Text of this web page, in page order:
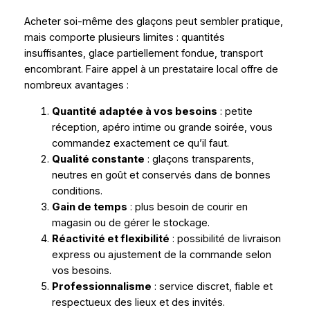
Acheter soi-même des glaçons peut sembler pratique,
mais comporte plusieurs limites : quantités
insuffisantes, glace partiellement fondue, transport
encombrant. Faire appel à un prestataire local offre de
nombreux avantages :
Quantité adaptée à vos besoins : petite
réception, apéro intime ou grande soirée, vous
commandez exactement ce qu’il faut.
Qualité constante : glaçons transparents,
neutres en goût et conservés dans de bonnes
conditions.
Gain de temps : plus besoin de courir en
magasin ou de gérer le stockage.
Réactivité et flexibilité : possibilité de livraison
express ou ajustement de la commande selon
vos besoins.
Professionnalisme : service discret, fiable et
respectueux des lieux et des invités.